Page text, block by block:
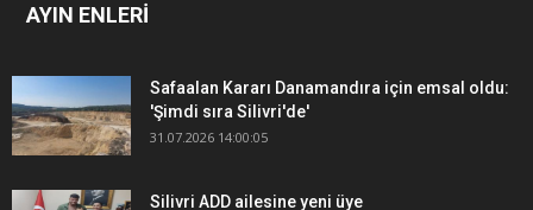
AYIN ENLERİ
Safaalan Kararı Danamandıra için emsal oldu:
'Şimdi sıra Silivri'de'
31.07.2026 14:00:05
Silivri ADD ailesine yeni üye